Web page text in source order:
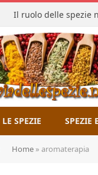
Il ruolo delle spezie
LE SPEZIE SPEZIE
Home » aromaterapia